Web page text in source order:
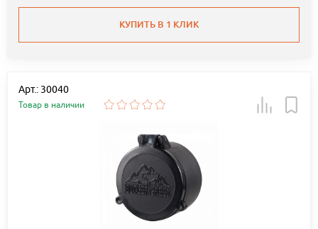
КУПИТЬ В 1 КЛИК
Арт.: 30040
Товар в наличии